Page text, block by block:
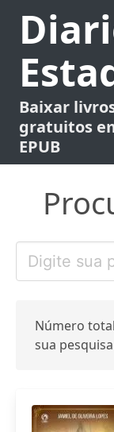
Baixar
gratuitos
EPUB
Número
sua